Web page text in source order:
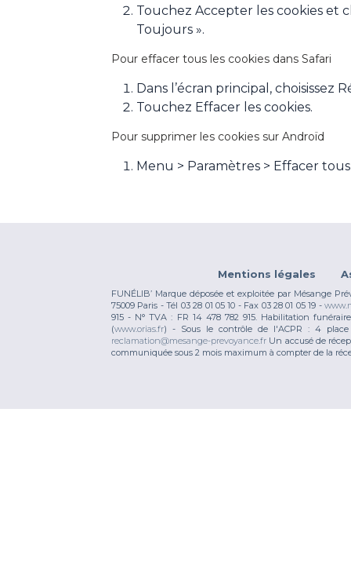
Touchez Accepter les cookies et
Toujours ».
Pour effacer tous les cookies dans Safari
Dans l’écran principal, choisissez
Touchez Effacer les cookies.
Pour supprimer les cookies sur Androïd
Menu > Paramètres > Effacer
Mentions légales
FUNÉLIB’ Marque déposée et exploitée par Mésange
75009 Paris - Tél 03 28 01 05 10 - Fax 03 28 01 05 19 -
915 - N° TVA : FR 14 478 782 915. Habilitation
(www.orias.fr) - Sous le contrôle de l'ACPR : 4 place
reclamation@mesange-prevoyance.fr Un accusé de
communiquée sous 2 mois maximum à compter de la